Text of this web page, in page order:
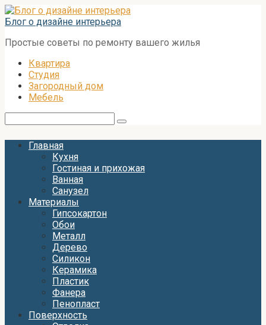
Перейти
к
Блог о дизайне интерьера
Простые советы по ремонту вашего жилья
Квартира
Студия
Загородный дом
Мебель
Главная
Кухня
Гостиная и прихожая
Ванная
Санузел
Материалы
Гипсокартон
Обои
Металл
Дерево
Силикон
Керамика
Пластик
Фанера
Пенопласт
Поверхность